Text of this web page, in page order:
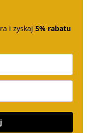
i zyskaj 5% rabatu